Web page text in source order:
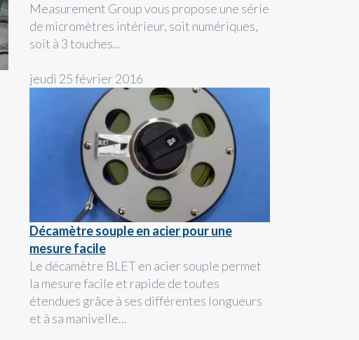
Measurement Group vous propose une série
de micromètres intérieur, soit numériques,
soit à 3 touches...
jeudi 25 février 2016
Décamètre souple en acier pour une
mesure facile
Le décamètre BLET en acier souple permet
la mesure facile et rapide de toutes
étendues grâce à ses différentes longueurs
et à sa manivelle...